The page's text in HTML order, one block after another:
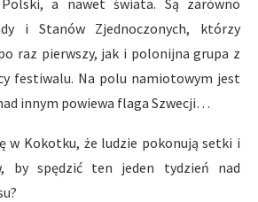
i Stanów Zjednoczonych, którzy
raz pierwszy, jak i polonijna grupa z
festiwalu. Na polu namiotowym jest
innym powiewa flaga Szwecji…
w Kokotku, że ludzie pokonują setki i
by spędzić ten jeden tydzień nad